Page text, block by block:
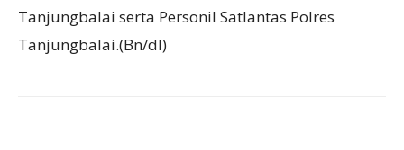
Tanjungbalai serta Personil Satlantas Polres
Tanjungbalai.(Bn/dl)